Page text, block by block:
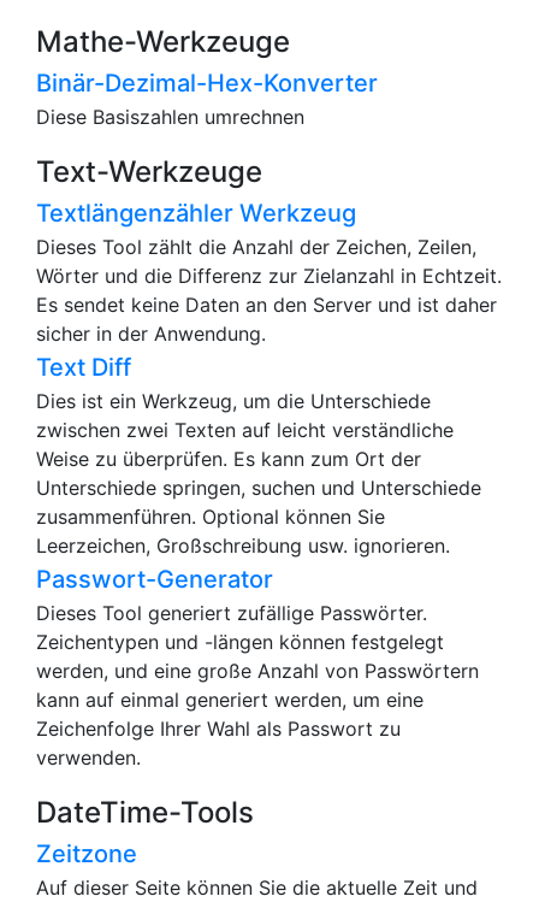
Mathe-Werkzeuge
Binär-Dezimal-Hex-Konverter
Diese Basiszahlen umrechnen
Text-Werkzeuge
Textlängenzähler Werkzeug
Dieses Tool zählt die Anzahl der Zeichen, Zeilen,
Wörter und die Differenz zur Zielanzahl in Echtzeit.
Es sendet keine Daten an den Server und ist daher
sicher in der Anwendung.
Text Diff
Dies ist ein Werkzeug, um die Unterschiede
zwischen zwei Texten auf leicht verständliche
Weise zu überprüfen. Es kann zum Ort der
Unterschiede springen, suchen und Unterschiede
zusammenführen. Optional können Sie
Leerzeichen, Großschreibung usw. ignorieren.
Passwort-Generator
Dieses Tool generiert zufällige Passwörter.
Zeichentypen und -längen können festgelegt
werden, und eine große Anzahl von Passwörtern
kann auf einmal generiert werden, um eine
Zeichenfolge Ihrer Wahl als Passwort zu
verwenden.
DateTime-Tools
Zeitzone
Auf dieser Seite können Sie die aktuelle Zeit und